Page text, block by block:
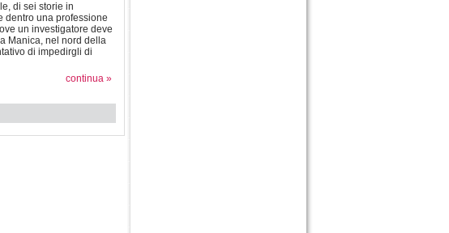
di sei storie in
dentro una professione
un investigatore deve
Manica, nel nord della
di impedirgli di
continua »